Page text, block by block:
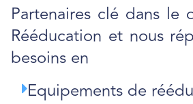
Partenaires clé dans le
Rééducation et nous
besoins en
Equipements de